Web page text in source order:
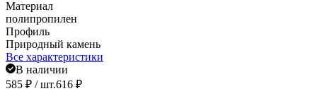
Материал
полипропилен
Профиль
Природный камень
Все характеристики
В наличии
585 ₽ / шт.616 ₽